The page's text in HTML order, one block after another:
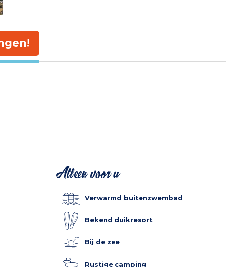
Alleen voor u
Verwarmd buitenzwembad
Bekend duikresort
Bij de zee
Rustige camping